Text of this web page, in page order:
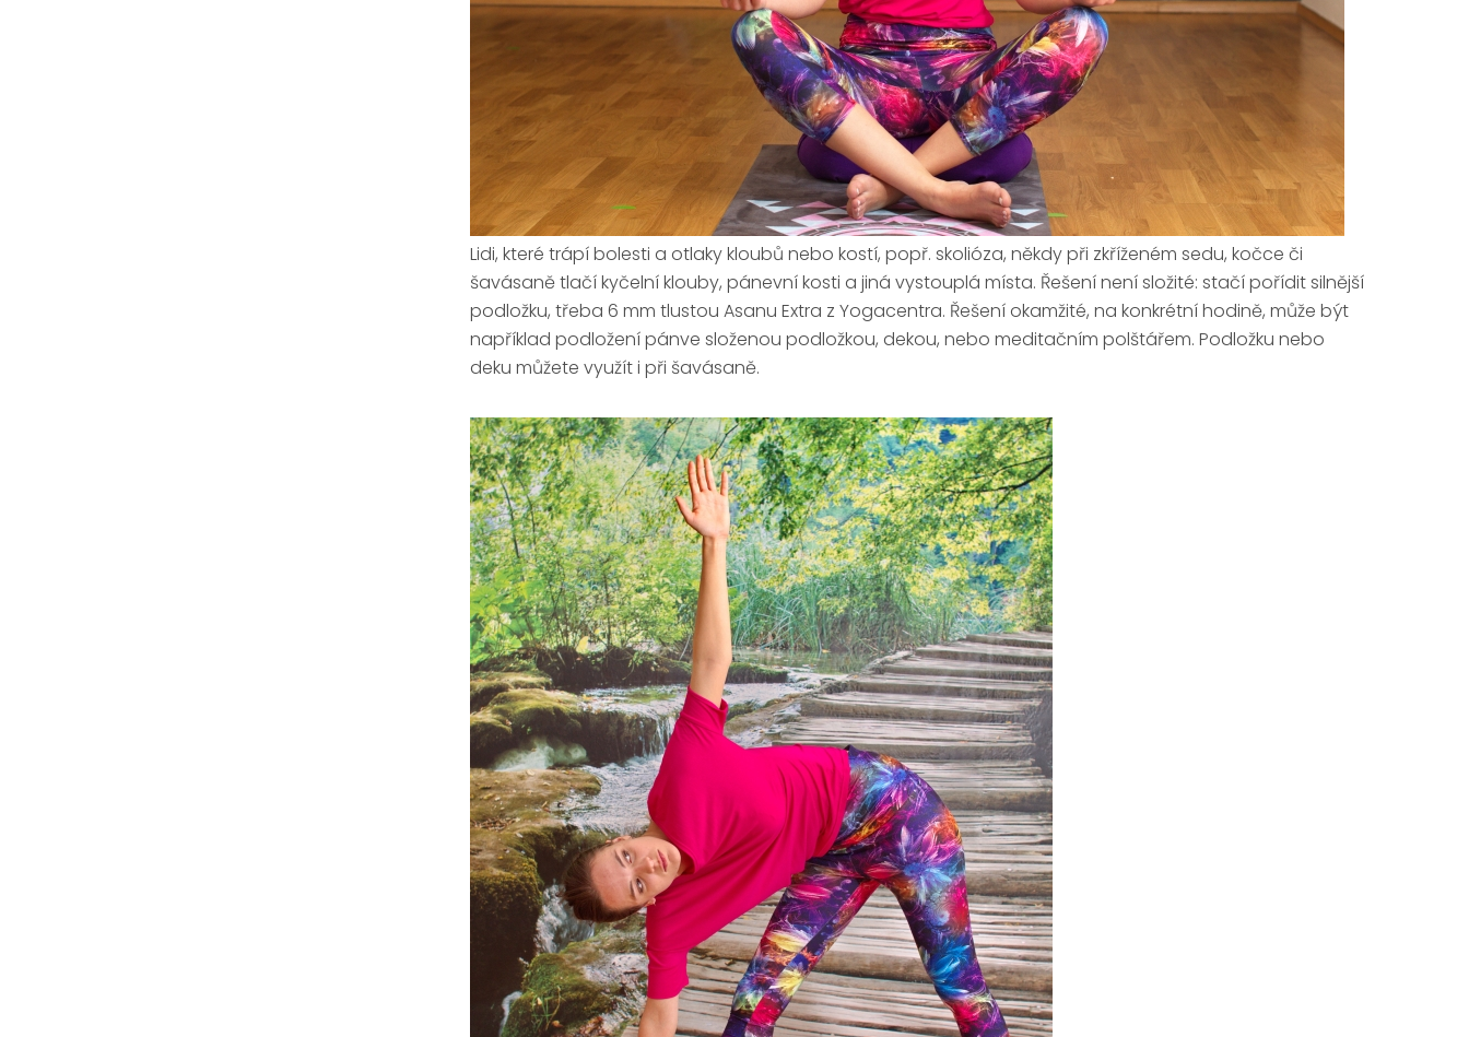
Lidi, které trápí bolesti a otlaky kloubů nebo kostí, popř. skolióza, někdy při zkříženém sedu, kočce či
šavásaně tlačí kyčelní klouby, pánevní kosti a jiná vystouplá místa. Řešení není složité: stačí pořídit silnější
podložku, třeba 6 mm tlustou Asanu Extra z Yogacentra. Řešení okamžité, na konkrétní hodině, může být
například podložení pánve složenou podložkou, dekou, nebo meditačním polštářem. Podložku nebo
deku můžete využít i při šavásaně.